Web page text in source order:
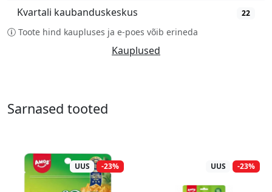
Kvartali kaubanduskeskus 22
Toote hind kaupluses ja e-poes võib erineda
Kauplused
Sarnased tooted
UUS -23% UUS -23%